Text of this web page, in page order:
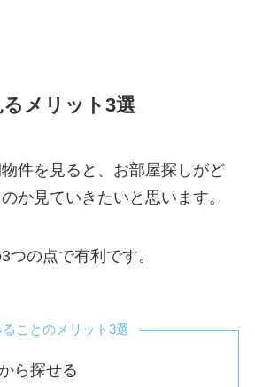
メリット3選
件を見ると、お部屋探しがど
か見ていきたいと思います。
つの点で有利です。
ことのメリット3選
ら探せる